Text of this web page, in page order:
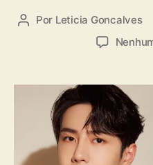
A
r
s
Por Leticia Goncalves